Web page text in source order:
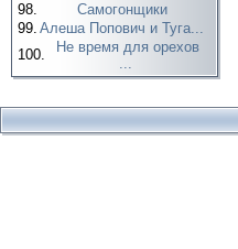
98.
Самогонщики
99. Алеша Попович и Туга...
100.
Не время для орехов
...